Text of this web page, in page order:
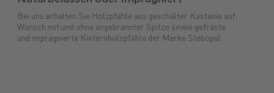
Bei uns erhalten Sie Holzpfähle aus geschälter Kastanie auf
Wunsch mit und ohne angebrannter Spitze sowie gefräste
und imprägnierte Kiefernholzpfähle der Marke Stebopal.